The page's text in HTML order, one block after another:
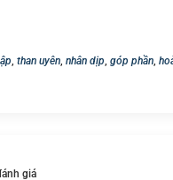
, than uyên, nhân dịp, góp phần,
giá